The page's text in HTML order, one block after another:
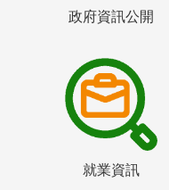
政府資訊公開
就業資訊